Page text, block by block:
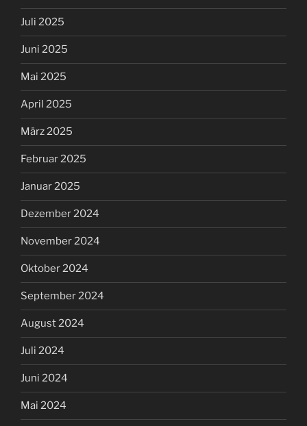
Juli 2025
Juni 2025
Mai 2025
April 2025
März 2025
Februar 2025
Januar 2025
Dezember 2024
November 2024
Oktober 2024
September 2024
August 2024
Juli 2024
Juni 2024
Mai 2024